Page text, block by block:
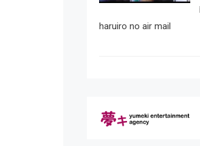
haruiro no air mail